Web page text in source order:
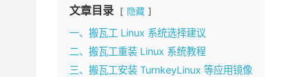
文章目录 隐藏
一、搬瓦工 Linux 系统选择建议
二、搬瓦工重装 Linux 系统教程
三、搬瓦工安装 TurnkeyLinux 等应用镜像